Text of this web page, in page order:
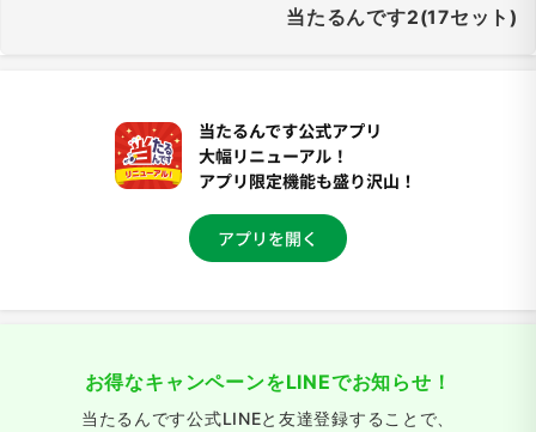
当たるんです2(17セット)
お得なキャンペーンをLINEでお知らせ！
当たるんです公式LINEと友達登録することで、